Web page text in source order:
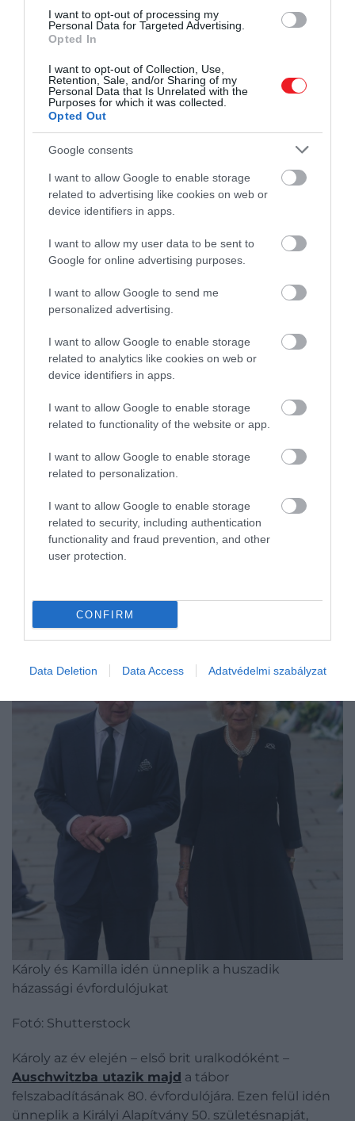
I want to opt-out of processing my
Personal Data for Targeted Advertising.
Opted In
I want to opt-out of Collection, Use,
Retention, Sale, and/or Sharing of my
Personal Data that Is Unrelated with the
Purposes for which it was collected.
Opted Out
Google consents
I want to allow Google to enable storage
related to advertising like cookies on web or
device identifiers in apps.
I want to allow my user data to be sent to
Google for online advertising purposes.
I want to allow Google to send me
personalized advertising.
I want to allow Google to enable storage
related to analytics like cookies on web or
device identifiers in apps.
I want to allow Google to enable storage
related to functionality of the website or app.
I want to allow Google to enable storage
related to personalization.
I want to allow Google to enable storage
related to security, including authentication
functionality and fraud prevention, and other
user protection.
CONFIRM
Data Deletion Data Access Adatvédelmi szabályzat
Harry a 2025-ös év nagy részét bíróságon tölti majd
Karwai Tang/WireImage/Getty Images
Úgy tűnik, Harry az év nagy részét bíróságokon tölti
majd, hiszen nem ez az egyetlen folyamatban lévő
ügye. A hercegről ugyanis kiderült, hogy
megvezette a hatóságokat, amikor amerikai
vízumért folyamodott, ami komoly
következményekkel járhat.
Ahogy arról mi is beszámoltunk, a herceg az
amerikai letelepedése előtt nem vallott őszintén a
drogfogyasztási szokásairól, amire az USA elnöke,
Donald Trump
kitoloncolással fenyegette meg
legkésőbb az év közepére kiderül, hogy Sussex
hercegétkitoloncolják-eaz Amerikai Egyesült
Az Egyesült Királyság királya és
királynéja, III. Károly és Kamilla
Károly tavalyi rákdiagnózisa az ő évére is rányomta a
bélyegét, de a hírek szerint a király és a királyné az
idei évben minden alkalmat megragadnak majd
arra, hogy hivatalos rendezvényeken vegyenek
Károly és Kamilla idén ünneplik a huszadik
házassági évfordulójukat
Fotó: Shutterstock
Károly az év elején – első brit uralkodóként –
Auschwitzba utazik majd a tábor
felszabadításának 80. évfordulójára. Ezen felül idén
ünneplik a Királyi Alapítvány 50. születésnapját,